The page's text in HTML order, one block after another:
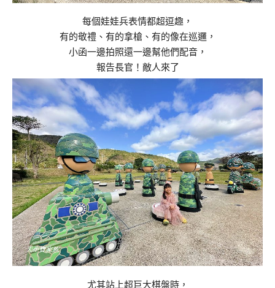
每個娃娃兵表情都超逗趣，
有的敬禮、有的拿槍、有的像在巡邏，
小函一邊拍照還一邊幫他們配音，
報告長官！敵人來了
尤其站上超巨大棋盤時，